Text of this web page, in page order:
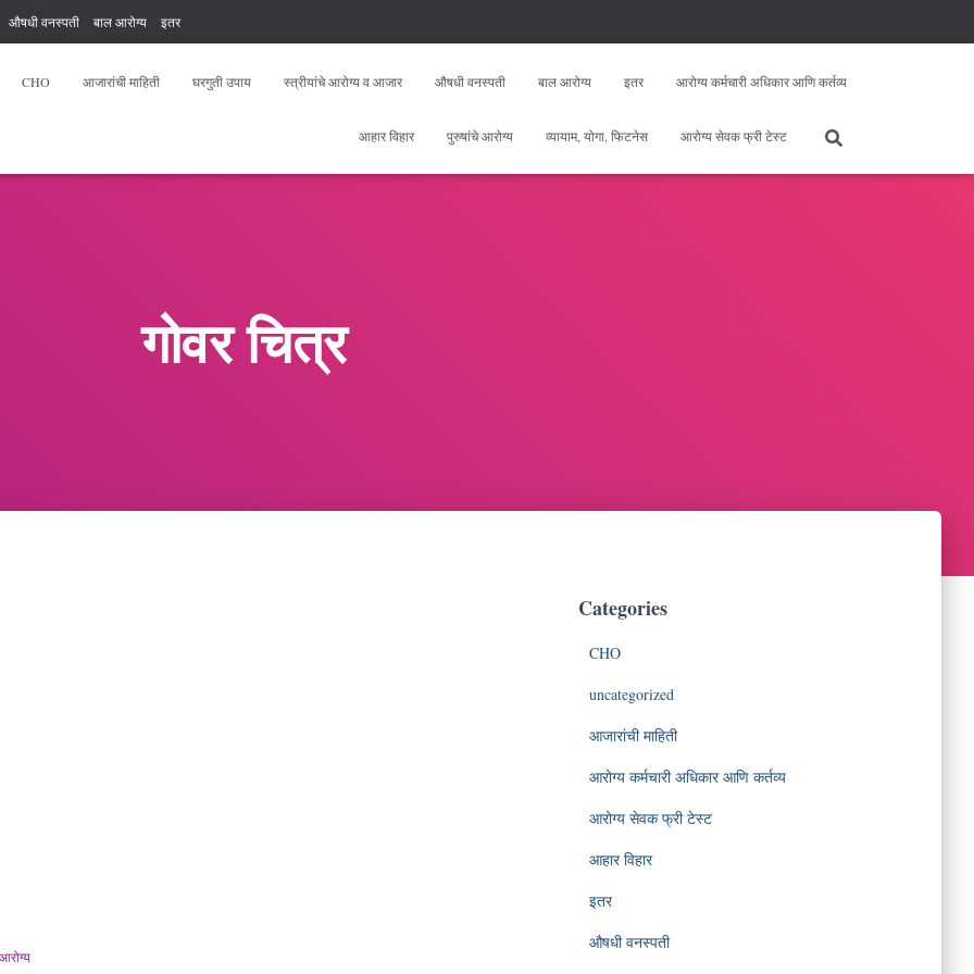
औषधी वनस्पती बाल आरोग्य इतर
CHO
आजारांची माहिती घरगुती उपाय स्त्रीयांचे आरोग्य व आजार औषधी वनस्पती बाल आरोग्य इतर आरोग्य कर्मचारी अधिकार आणि कर्तव्य
आहार विहार पुरुषांचे आरोग्य व्यायाम, योगा, फिटनेस आरोग्य सेवक फ्री टेस्ट
गोवर चित्र
Categories
CHO
uncategorized
आजारांची माहिती
आरोग्य कर्मचारी अधिकार आणि कर्तव्य
आरोग्य सेवक फ्री टेस्ट
आहार विहार
इतर
औषधी वनस्पती